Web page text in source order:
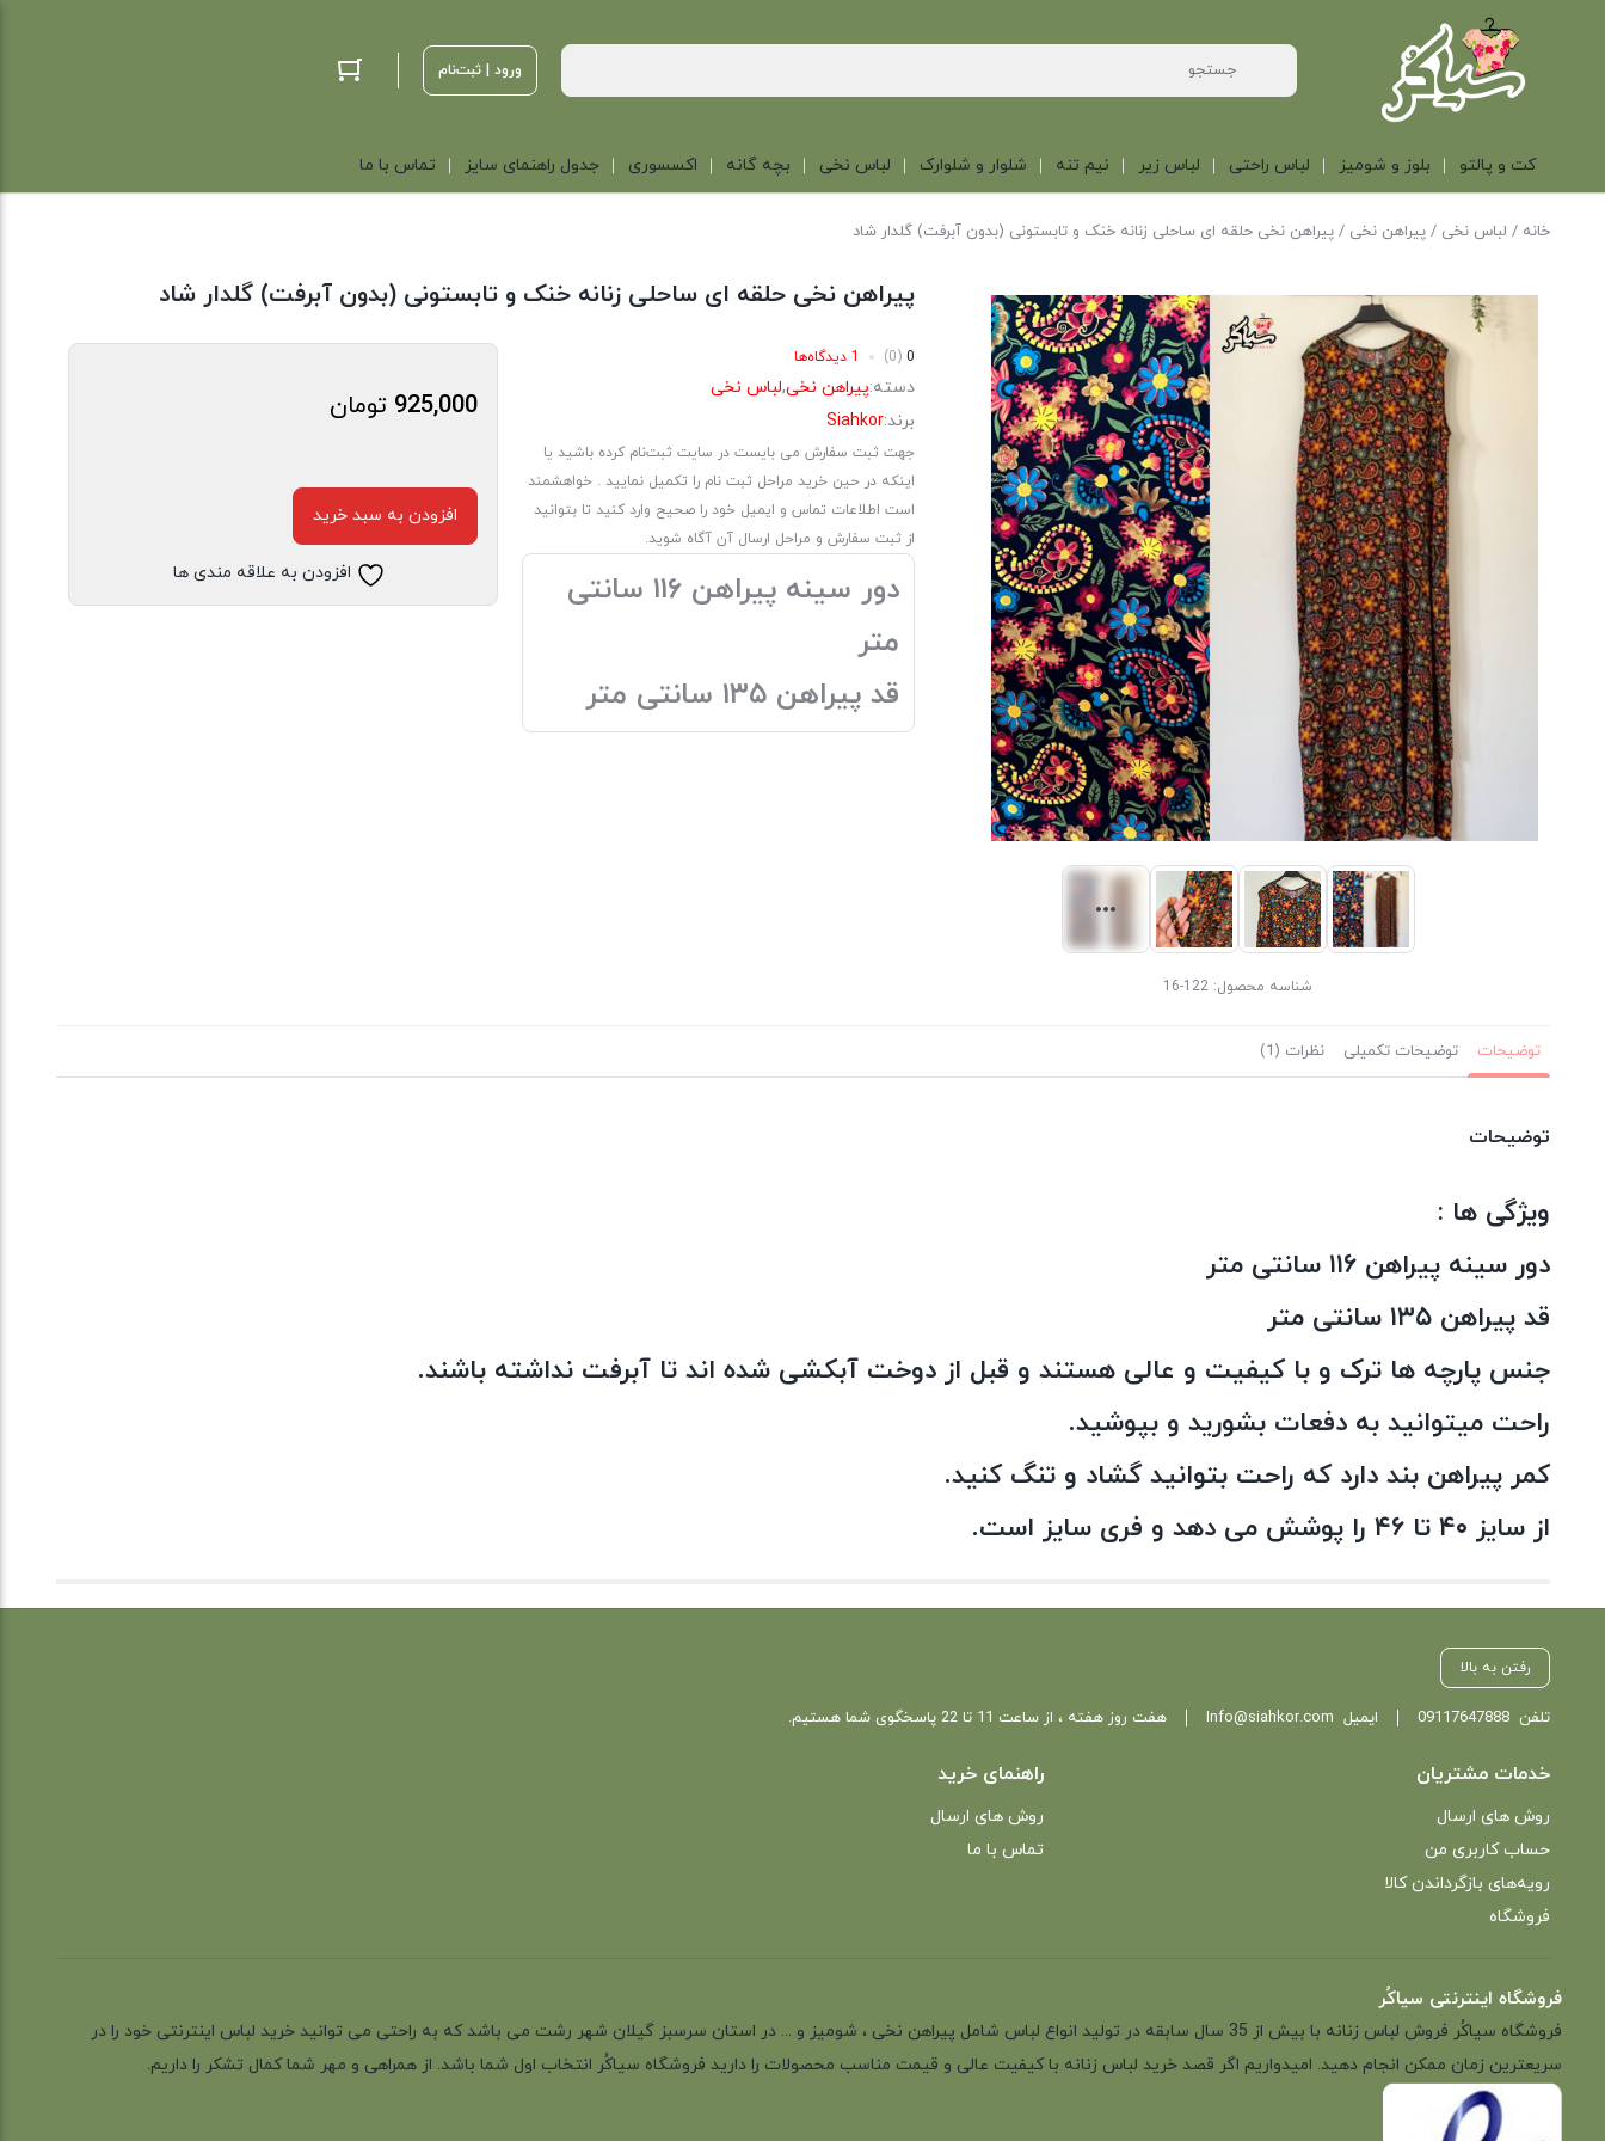
ورود | ثبت‌نام
کت و پالتو بلوز و شومیز لباس راحتی لباس زیر نیم تنه شلوار و شلوارک لباس نخی بچه گانه اکسسوری جدول راهنمای سایز تماس با ما
خانه / لباس نخی /پیراهن نخی / پیراهن نخی حلقه ای ساحلی زنانه خنک و تابستونی (بدون آبرفت) گلدار شاد
شناسه محصول: 122-16
پیراهن نخی حلقه ای ساحلی زنانه خنک و تابستونی (بدون آبرفت) گلدار شاد
0
(0) 1 دیدگاه‌ها
دسته:پیراهن نخی,لباس نخی
برند:Siahkor
جهت ثبت سفارش می بایست در سایت ثبت‌نام کرده باشید یا
اینکه در حین خرید مراحل ثبت نام را تکمیل نمایید . خواهشمند
است اطلاعات تماس و ایمیل خود را صحیح وارد کنید تا بتوانید
از ثبت سفارش و مراحل ارسال آن آگاه شوید.
دور سینه پیراهن ۱۱۶ سانتی
متر
قد پیراهن ۱۳۵ سانتی متر
925,000 تومان
افزودن به سبد خرید
افزودن به علاقه مندی ها
توضیحات توضیحات تکمیلی نظرات (1)
توضیحات
ویژگی ها :
دور سینه پیراهن ۱۱۶ سانتی متر
قد پیراهن ۱۳۵ سانتی متر
جنس پارچه ها ترک و با کیفیت و عالی هستند و قبل از دوخت آبکشی شده اند تا آبرفت نداشته باشند.
راحت میتوانید به دفعات بشورید و بپوشید.
کمر پیراهن بند دارد که راحت بتوانید گشاد و تنگ کنید.
از سایز ۴۰ تا ۴۶ را پوشش می دهد و فری سایز است.
رفتن به بالا
تلفن09117647888 ایمیل Info@siahkor.com هفت روز هفته ، از ساعت 11 تا 22 پاسخگوی شما هستیم.
خدمات مشتریان
روش های ارسال
حساب کاربری من
رویه‌های بازگرداندن کالا
فروشگاه
راهنمای خرید
روش های ارسال
تماس با ما
فروشگاه اینترنتی سیاکُر
فروشگاه سیاکُر فروش لباس زنانه با بیش از 35 سال سابقه در تولید انواع لباس شامل پیراهن نخی ، شومیز و ... در استان سرسبز گیلان شهر رشت می باشد که به راحتی می توانید خرید لباس اینترنتی خود را در
سریعترین زمان ممکن انجام دهید. امیدواریم اگر قصد خرید لباس زنانه با کیفیت عالی و قیمت مناسب محصولات را دارید فروشگاه سیاکُر انتخاب اول شما باشد. از همراهی و مهر شما کمال تشکر را داریم.